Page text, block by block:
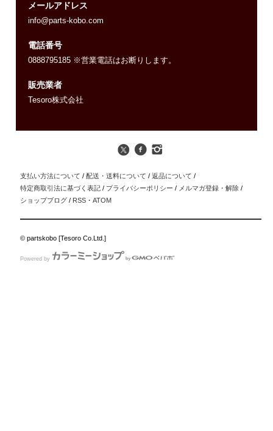
メールアドレス
info@parts-kobo.com
電話番号
0888795185 ※営業電話はお断りします。
販売業者
Tesoro株式会社
支払い方法について / 配送・送料について / 返品について /
特定商取引法に基づく表記 / プライバシーポリシー / メルマガ登録・解除 /
ショップブログ / RSS ・ATOM
© partskobo [Tesoro Co.Ltd.]
Powered by